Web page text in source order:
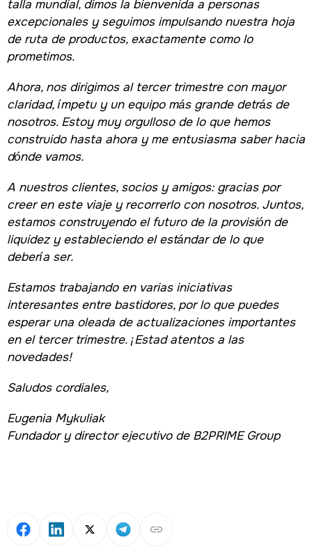
talla mundial, dimos la bienvenida a personas
excepcionales y seguimos impulsando nuestra hoja
de ruta de productos, exactamente como lo
prometimos.
Ahora, nos dirigimos al tercer trimestre con mayor
claridad, ímpetu y un equipo más grande detrás de
nosotros. Estoy muy orgulloso de lo que hemos
construido hasta ahora y me entusiasma saber hacia
dónde vamos.
A nuestros clientes, socios y amigos: gracias por
creer en este viaje y recorrerlo con nosotros. Juntos,
estamos construyendo el futuro de la provisión de
liquidez y estableciendo el estándar de lo que
debería ser.
Estamos trabajando en varias iniciativas
interesantes entre bastidores, por lo que puedes
esperar una oleada de actualizaciones importantes
en el tercer trimestre. ¡Estad atentos a las
novedades!
Saludos cordiales,
Eugenia Mykuliak
Fundador y director ejecutivo de B2PRIME Group